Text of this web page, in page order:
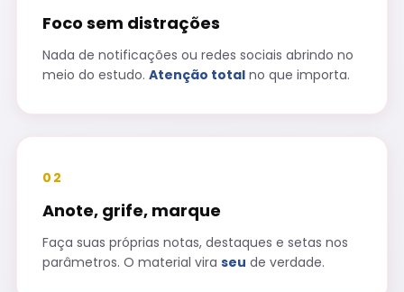
Foco sem distrações
Nada de notificações ou redes sociais abrindo no
meio do estudo. Atenção total no que importa.
02
Anote, grife, marque
Faça suas próprias notas, destaques e setas nos
parâmetros. O material vira seu de verdade.